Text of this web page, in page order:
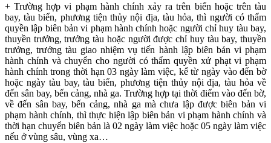
+ Trường hợp vi phạm hành chính xảy ra trên biển hoặc trên tàu
bay, tàu biển, phương tiện thủy nội địa, tàu hỏa, thì người có thẩm
quyền lập biên bản vi phạm hành chính hoặc người chỉ huy tàu bay,
thuyền trưởng, trưởng tàu hoặc người được chỉ huy tàu bay, thuyền
trưởng, trưởng tàu giao nhiệm vụ tiến hành lập biên bản vi phạm
hành chính và chuyển cho người có thẩm quyền xử phạt vi phạm
hành chính trong thời hạn 03 ngày làm việc, kể từ ngày vào đến bờ
hoặc ngày tàu bay, tàu biển, phương tiện thủy nội địa, tàu hỏa về
đến sân bay, bến cảng, nhà ga. Trường hợp tại thời điểm vào đến bờ,
về đến sân bay, bến cảng, nhà ga mà chưa lập được biên bản vi
phạm hành chính, thì thực hiện lập biên bản vi phạm hành chính và
thời hạn chuyển biên bản là 02 ngày làm việc hoặc 05 ngày làm việc
nếu ở vùng sâu, vùng xa…